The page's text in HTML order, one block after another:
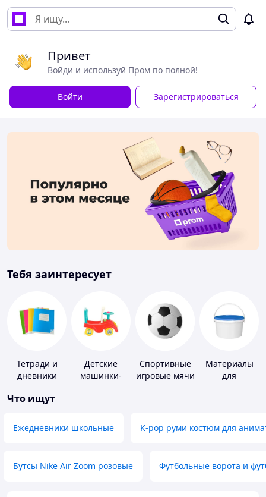
Привет
Войди и используй Пром по полной!
Войти Зарегистрироваться
Тебя заинтересует
Тетради и
дневники
Детские
машинки-
Спортивные
игровые мячи
Материалы
для
Что ищут
Ежедневники школьные K-pop руми костюм для
Бутсы Nike Air Zoom розовые Футбольные ворота и